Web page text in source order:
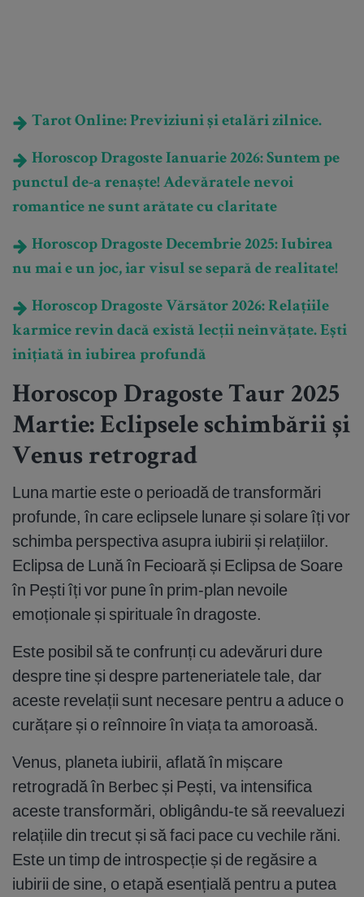
Tarot Online: Previziuni și etalări zilnice.
Horoscop Dragoste Ianuarie 2026: Suntem pe
punctul de-a renaște! Adevăratele nevoi
romantice ne sunt arătate cu claritate
Horoscop Dragoste Decembrie 2025: Iubirea
nu mai e un joc, iar visul se separă de realitate!
Horoscop Dragoste Vărsător 2026: Relațiile
karmice revin dacă există lecții neînvățate. Ești
inițiată în iubirea profundă
Horoscop Dragoste Taur 2025
Martie: Eclipsele schimbării și
Venus retrograd
Luna martie este o perioadă de transformări
profunde, în care eclipsele lunare și solare îți vor
schimba perspectiva asupra iubirii și relațiilor.
Eclipsa de Lună în Fecioară și Eclipsa de Soare
în Pești îți vor pune în prim-plan nevoile
emoționale și spirituale în dragoste.
Este posibil să te confrunți cu adevăruri dure
despre tine și despre parteneriatele tale, dar
aceste revelații sunt necesare pentru a aduce o
curățare și o reînnoire în viața ta amoroasă.
Venus, planeta iubirii, aflată în mișcare
retrogradă în Berbec și Pești, va intensifica
aceste transformări, obligându-te să reevaluezi
relațiile din trecut și să faci pace cu vechile răni.
Este un timp de introspecție și de regăsire a
iubirii de sine, o etapă esențială pentru a putea